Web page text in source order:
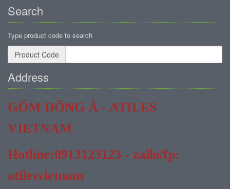
Search
Type product code to search
Product Code
Address
GỐM ĐÔNG Á - ATILES
VIETNAM
Hotline:0913123123 - zallo/fp:
atilesvietnam